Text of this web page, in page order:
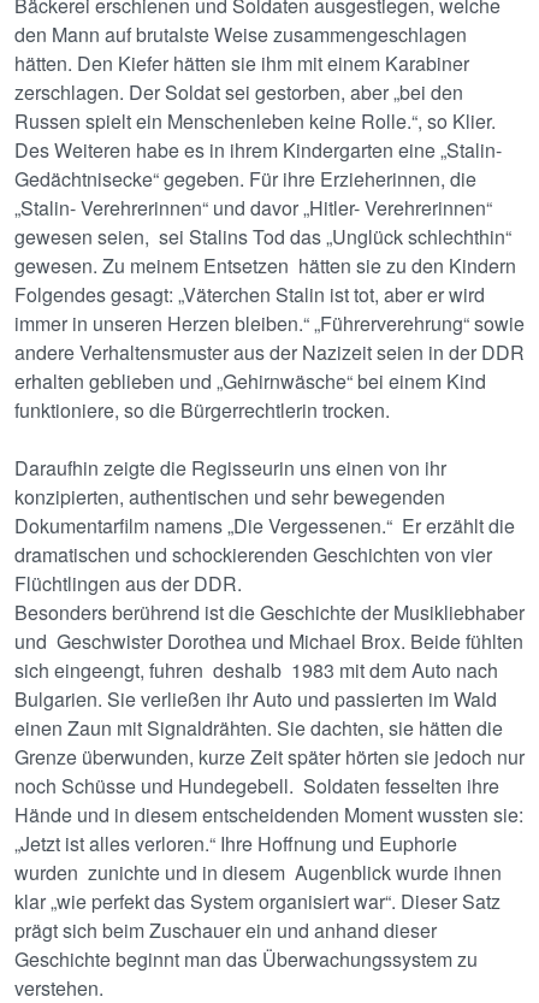
den Mann auf brutalste Weise zusammengeschlagen
hätten. Den Kiefer hätten sie ihm mit einem Karabiner
zerschlagen. Der Soldat sei gestorben, aber „bei den
Russen spielt ein Menschenleben keine Rolle.“, so Klier.
Des Weiteren habe es in ihrem Kindergarten eine „Stalin-
Gedächtnisecke“ gegeben. Für ihre Erzieherinnen, die
„Stalin- Verehrerinnen“ und davor „Hitler- Verehrerinnen“
gewesen seien, sei Stalins Tod das „Unglück schlechthin“
gewesen. Zu meinem Entsetzen hätten sie zu den Kindern
Folgendes gesagt: „Väterchen Stalin ist tot, aber er wird
immer in unseren Herzen bleiben.“ „Führerverehrung“ sowie
andere Verhaltensmuster aus der Nazizeit seien in der DDR
erhalten geblieben und „Gehirnwäsche“ bei einem Kind
funktioniere, so die Bürgerrechtlerin trocken.
Daraufhin zeigte die Regisseurin uns einen von ihr
konzipierten, authentischen und sehr bewegenden
Dokumentarfilm namens „Die Vergessenen.“ Er erzählt die
dramatischen und schockierenden Geschichten von vier
Flüchtlingen aus der DDR.
Besonders berührend ist die Geschichte der Musikliebhaber
und Geschwister Dorothea und Michael Brox. Beide fühlten
sich eingeengt, fuhren deshalb 1983 mit dem Auto nach
Bulgarien. Sie verließen ihr Auto und passierten im Wald
einen Zaun mit Signaldrähten. Sie dachten, sie hätten die
Grenze überwunden, kurze Zeit später hörten sie jedoch nur
noch Schüsse und Hundegebell. Soldaten fesselten ihre
Hände und in diesem entscheidenden Moment wussten sie:
„Jetzt ist alles verloren.“ Ihre Hoffnung und Euphorie
wurden zunichte und in diesem Augenblick wurde ihnen
klar „wie perfekt das System organisiert war“. Dieser Satz
prägt sich beim Zuschauer ein und anhand dieser
Geschichte beginnt man das Überwachungssystem zu
verstehen.